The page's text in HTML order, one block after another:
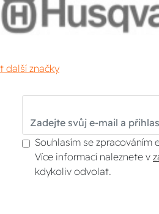
další značky
Souhlasím se zpracováním
Více informací naleznete v
kdykoliv odvolat.